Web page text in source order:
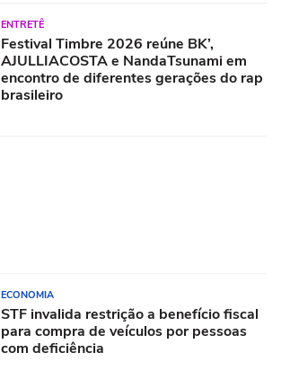
ENTRETÊ
Festival Timbre 2026 reúne BK’,
AJULLIACOSTA e NandaTsunami em
encontro de diferentes gerações do rap
brasileiro
ECONOMIA
STF invalida restrição a benefício fiscal
para compra de veículos por pessoas
com deficiência